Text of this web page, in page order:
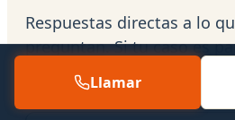
Respuestas directas a lo
preguntan. Si tu caso es
por teléfono:
Llamar